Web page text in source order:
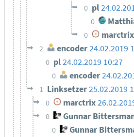
0 pl
0
0 marctrix
2 encoder24.02.2019
0 pl24.02.2019 10:27
0 encoder
1 Linksetzer25.02.2019
0 marctrix
0 Gunnar
0 Gunnar